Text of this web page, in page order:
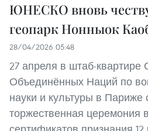
ЮНЕСКО вновь
геопарк Нонныок
28/04/2026 05:48
27 апреля в штаб-квартире
Объединённых Наций по
науки и культуры в Париже
торжественная церемония